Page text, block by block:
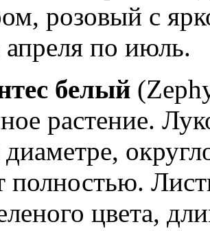
розовый с
апреля по июль.
белый
растение.
полностью.
цвета,